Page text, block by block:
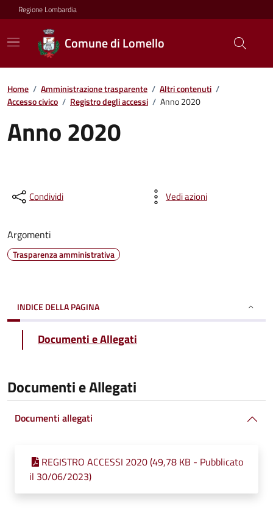
Regione Lombardia
Comune di Lomello
Home / Amministrazione trasparente / Altri contenuti /
Accesso civico / Registro degli accessi / Anno 2020
Anno 2020
Condividi Vedi azioni
Argomenti
Trasparenza amministrativa
INDICE DELLA PAGINA
Documenti e Allegati
Documenti e Allegati
Documenti allegati
REGISTRO ACCESSI 2020 (49,78 KB - Pubblicato
il 30/06/2023)